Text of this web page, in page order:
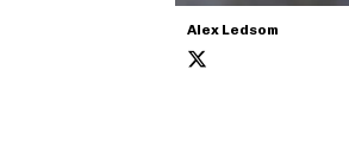
Alex Ledsom